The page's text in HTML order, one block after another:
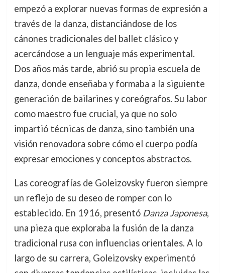
empezó a explorar nuevas formas de expresión a
través de la danza, distanciándose de los
cánones tradicionales del ballet clásico y
acercándose a un lenguaje más experimental.
Dos años más tarde, abrió su propia escuela de
danza, donde enseñaba y formaba a la siguiente
generación de bailarines y coreógrafos. Su labor
como maestro fue crucial, ya que no solo
impartió técnicas de danza, sino también una
visión renovadora sobre cómo el cuerpo podía
expresar emociones y conceptos abstractos.
Las coreografías de Goleizovsky fueron siempre
un reflejo de su deseo de romper con lo
establecido. En 1916, presentó Danza Japonesa,
una pieza que exploraba la fusión de la danza
tradicional rusa con influencias orientales. A lo
largo de su carrera, Goleizovsky experimentó